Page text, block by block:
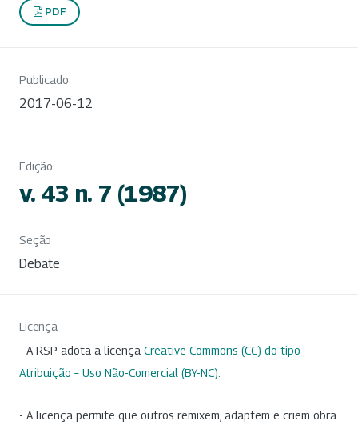
PDF
Publicado
2017-06-12
Edição
v. 43 n. 7 (1987)
Seção
Debate
Licença
- A RSP adota a licença Creative Commons (CC) do tipo
Atribuição – Uso Não-Comercial (BY-NC)
- A licença permite que outros remixem, adaptem e criem obra